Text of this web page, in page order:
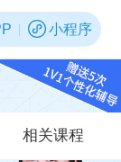
小程序
相关课程